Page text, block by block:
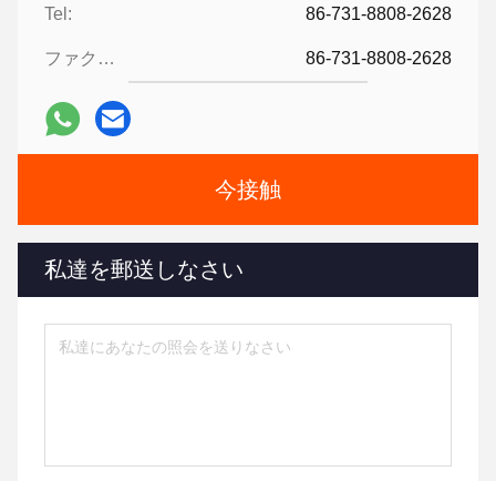
Tel: 86-731-8808-2628
ファクシミリ: 86-731-8808-2628
今接触
私達を郵送しなさい